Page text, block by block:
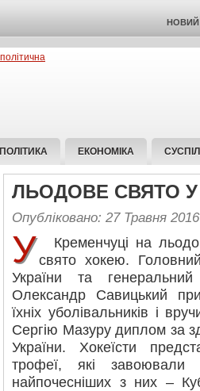
НОВИЙ
ПОЛІТИКА ЕКОНОМІКА
ЛЬОДОВЕ СВЯТО У
Опубліковано: 27 Травня 2016
У
Кременчуці на
свято хокею.
України та
Олександр Савицький
їхніх уболівальників і
Сергію Мазуру диплом за
України. Хокеїсти
трофеї, які
найпочесніших з них –